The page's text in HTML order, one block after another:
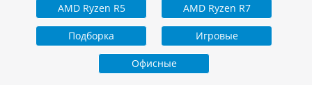
AMD Ryzen R5 AMD Ryzen R7
Подборка Игровые
Офисные